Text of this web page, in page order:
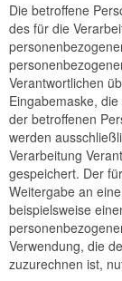
Die betroffene
des für die
Verantwortlichen
Eingabemaske,
der betroffenen
werden
Verarbeitung
gespeichert. Der
Weitergabe an
beispielsweise
Verwendung, die
zuzurechnen ist,